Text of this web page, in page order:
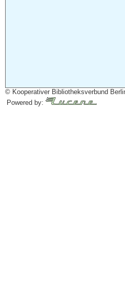
© Kooperativer Bibliotheksverbund
Powered by: